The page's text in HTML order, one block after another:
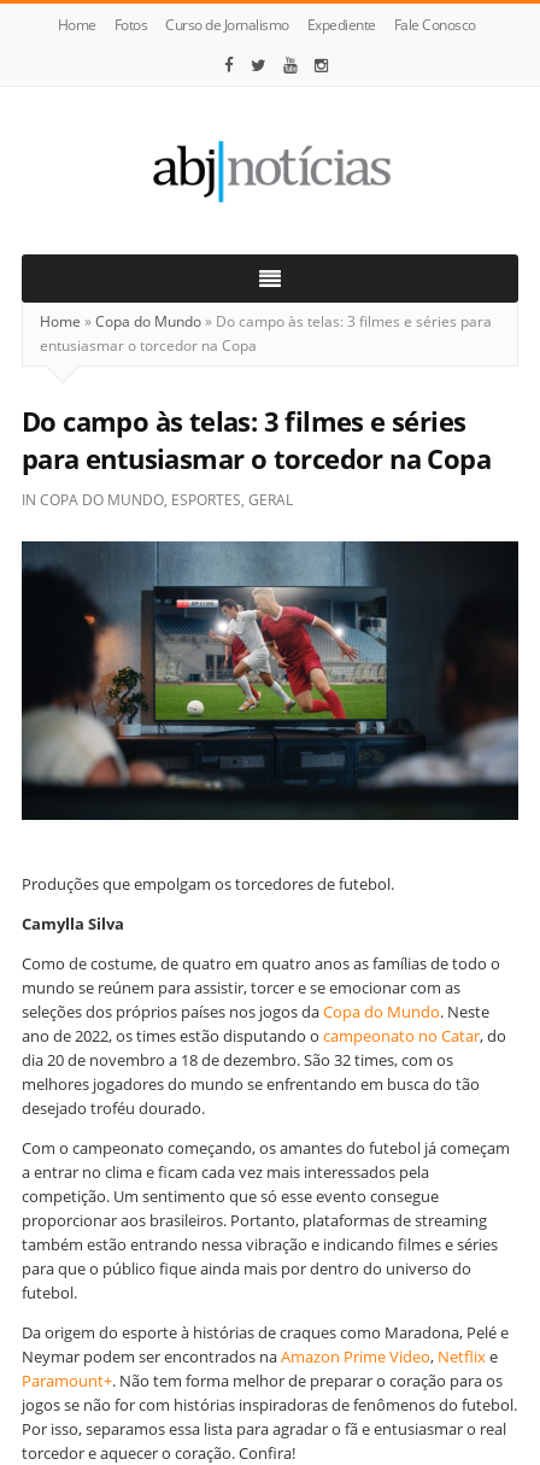
Home Fotos Curso de Jornalismo Expediente Fale Conosco
Notícias
Home »Copa do Mundo» Do campo às telas: 3 filmes e séries para
entusiasmar o torcedor na Copa
Do campo às telas: 3 filmes e séries
para entusiasmar o torcedor na Copa
IN COPA DO MUNDO, ESPORTES, GERAL
Produções que empolgam os torcedores de futebol.
Camylla Silva
Como de costume, de quatro em quatro anos as famílias de todo o
mundo se reúnem para assistir, torcer e se emocionar com as
seleções dos próprios países nos jogos daCopa do Mundo. Neste
ano de 2022, os times estão disputando o campeonato no Catar, do
dia 20 de novembro a 18 de dezembro. São 32 times, com os
melhores jogadores do mundo se enfrentando em busca do tão
desejado troféu dourado.
Com o campeonato começando, os amantes do futebol já começam
a entrar no clima e ficam cada vez mais interessados pela
competição. Um sentimento que só esse evento consegue
proporcionar aos brasileiros. Portanto, plataformas de streaming
também estão entrando nessa vibração e indicando filmes e séries
para que o público fique ainda mais por dentro do universo do
futebol.
Da origem do esporte à histórias de craques como Maradona, Pelé e
Neymar podem ser encontrados naAmazon Prime Video, Netflixe
Paramount+. Não tem forma melhor de preparar o coração para os
jogos se não for com histórias inspiradoras de fenômenos do futebol.
Por isso, separamos essa lista para agradar o fã e entusiasmar o real
torcedor e aquecer o coração. Confira!